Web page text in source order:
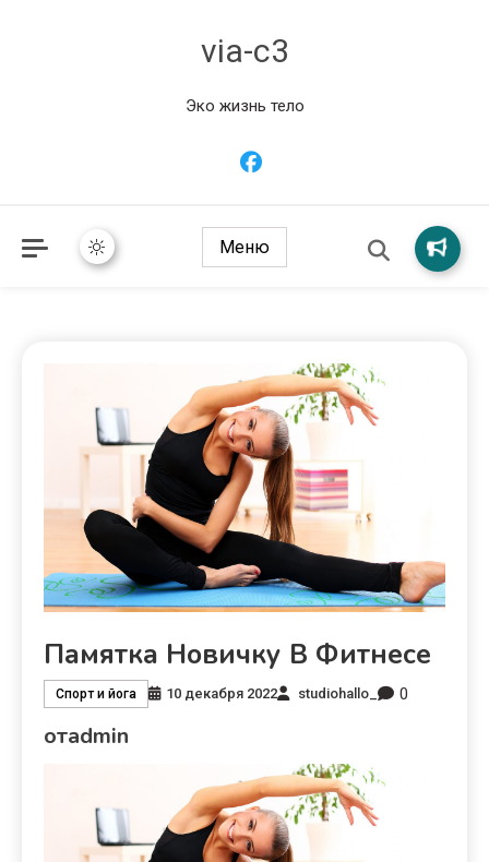
via-c3
Эко жизнь тело
Меню
Памятка Новичку В Фитнесе
Спорт и йога 10 декабря 2022 studiohallo_ 0
отadmin